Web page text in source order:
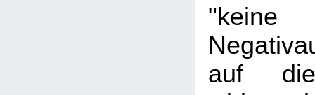
"keine
auf die